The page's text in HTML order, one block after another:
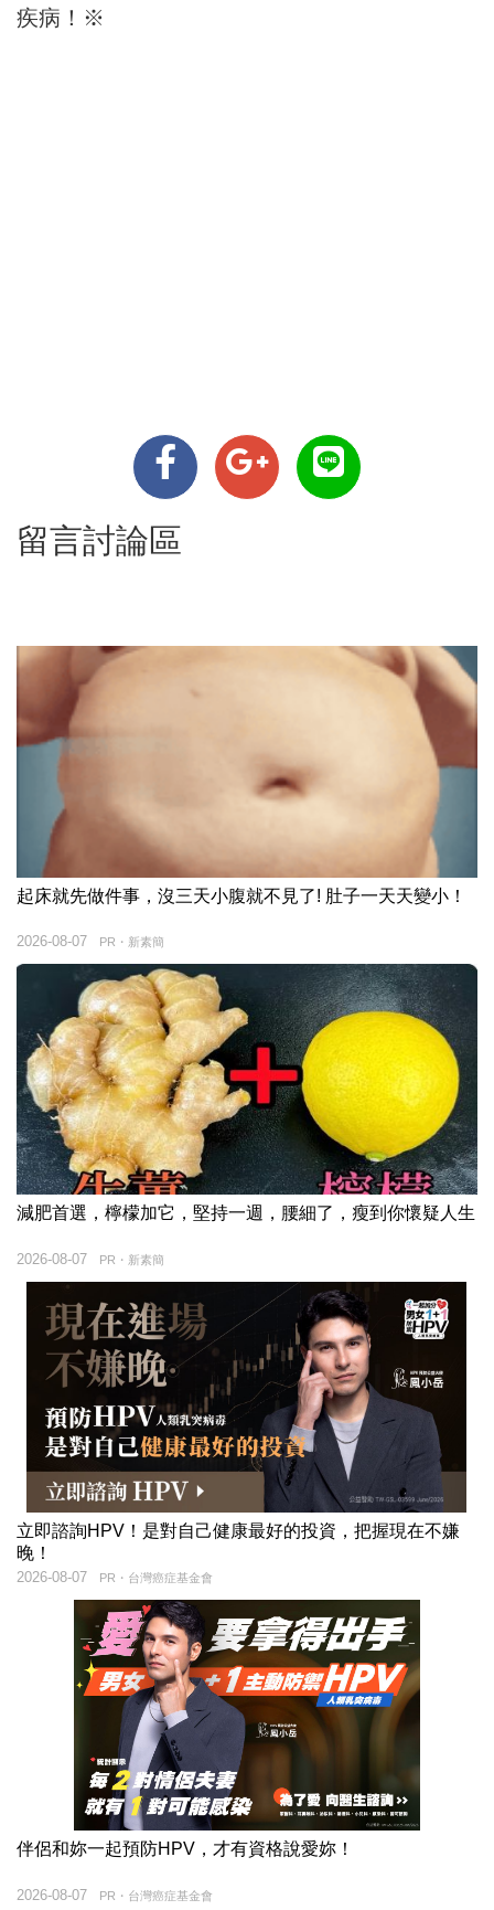
疾病！※
留言討論區
起床就先做件事，沒三天小腹就不見了! 肚子一天天變小！
PR・新素簡
2026-08-07
減肥首選，檸檬加它，堅持一週，腰細了，瘦到你懷疑人生
PR・新素簡
2026-08-07
立即諮詢HPV！是對自己健康最好的投資，把握現在不嫌
晚！
PR・台灣癌症基金會
2026-08-07
伴侶和妳一起預防HPV，才有資格說愛妳！
PR・台灣癌症基金會
2026-08-07